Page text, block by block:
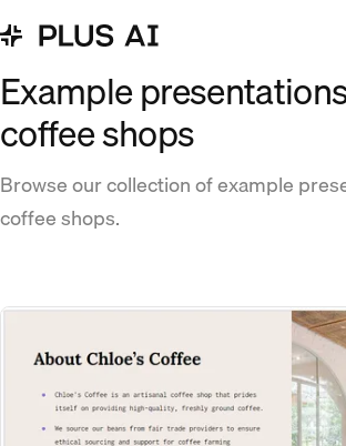
Example
coffee shops
Browse our collection of example
coffee shops.